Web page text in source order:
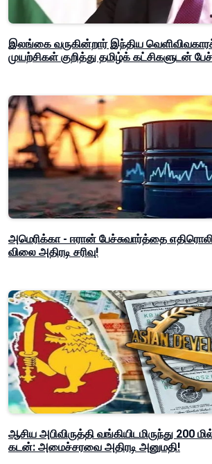
இலங்கை வருகின்றார் இந்திய
முயற்சிகள் குறித்து தமிழ்க் கட்சிகளுடன்
அமெரிக்கா - ஈரான் பேச்சுவார்த்தை
விலை அதிரடி சரிவு!
ஆசிய அபிவிருத்தி வங்கியிடமிருந்து 200
கடன்: அமைச்சரவை அதிரடி அனுமதி!